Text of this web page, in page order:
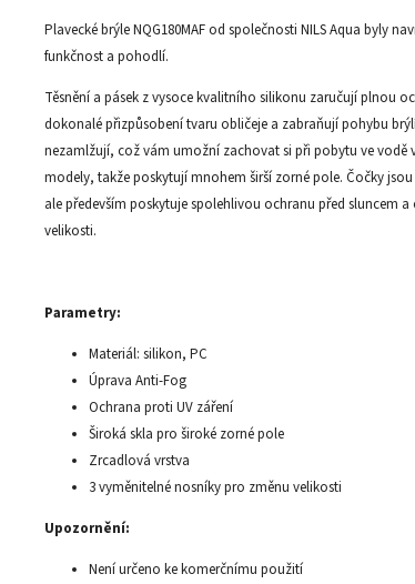
Plavecké brýle NQG180MAF od společnosti NILS Aqua byly
funkčnost a pohodlí.
Těsnění a pásek z vysoce kvalitního silikonu zaručují plnou
dokonalé přizpůsobení tvaru obličeje a zabraňují pohybu
nezamlžují, což vám umožní zachovat si při pobytu ve vodě
modely, takže poskytují mnohem širší zorné pole. Čočky
ale především poskytuje spolehlivou ochranu před sluncem
velikosti.
Parametry:
Materiál: silikon, PC
Úprava Anti-Fog
Ochrana proti UV záření
Široká skla pro široké zorné pole
Zrcadlová vrstva
3 vyměnitelné nosníky pro změnu velikosti
Upozornění:
Není určeno ke komerčnímu použití